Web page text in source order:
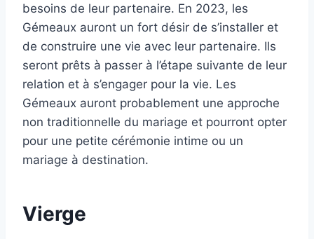
besoins de leur partenaire. En 2023, les
Gémeaux auront un fort désir de s’installer et
de construire une vie avec leur partenaire. Ils
seront prêts à passer à l’étape suivante de leur
relation et à s’engager pour la vie. Les
Gémeaux auront probablement une approche
non traditionnelle du mariage et pourront opter
pour une petite cérémonie intime ou un
mariage à destination.
Vierge